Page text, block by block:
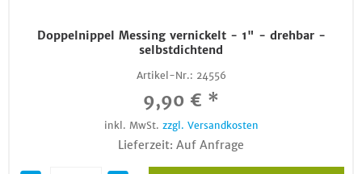
Doppelnippel Messing vernickelt - 1" - drehbar -
selbstdichtend
Artikel-Nr.: 24556
9,90 € *
inkl. MwSt. zzgl. Versandkosten
Lieferzeit: Auf Anfrage